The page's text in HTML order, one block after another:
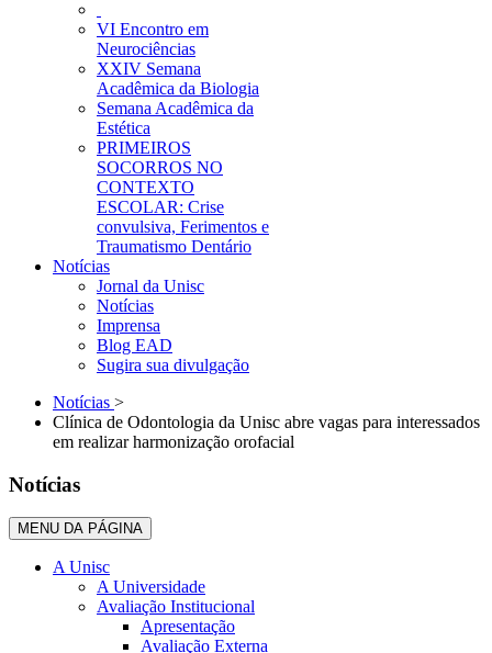
VI Encontro em
Neurociências
XXIV Semana
Acadêmica da Biologia
Semana Acadêmica da
Estética
PRIMEIROS
SOCORROS NO
CONTEXTO
ESCOLAR: Crise
convulsiva, Ferimentos e
Traumatismo Dentário
Notícias
Jornal da Unisc
Notícias
Imprensa
Blog EAD
Sugira sua divulgação
Notícias >
Clínica de Odontologia da Unisc abre vagas para interessados
em realizar harmonização orofacial
Notícias
MENU DA PÁGINA
A Unisc
A Universidade
Avaliação Institucional
Apresentação
Avaliação Externa